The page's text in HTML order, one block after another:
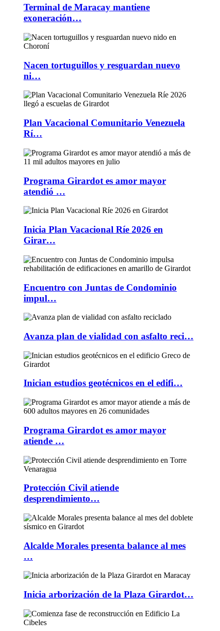
Terminal de Maracay mantiene
exoneración…
Nacen tortuguillos y resguardan nuevo
ni…
Plan Vacacional Comunitario Venezuela
Rí…
Programa Girardot es amor mayor
atendió …
Inicia Plan Vacacional Ríe 2026 en
Girar…
Encuentro con Juntas de Condominio
impul…
Avanza plan de vialidad con asfalto reci…
Inician estudios geotécnicos en el edifi…
Programa Girardot es amor mayor
atiende …
Protección Civil atiende
desprendimiento…
Alcalde Morales presenta balance al mes
…
Inicia arborización de la Plaza Girardot…